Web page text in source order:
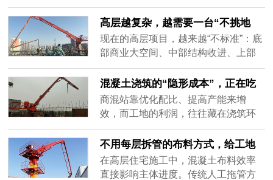
布料从“动态变量”转化为“固定工序”。
设备一旦按工况选型并......
影响施工节奏。科尼乐重工电梯井内
爬式液压布料机，以创新设计直击行
业痛点，让复杂施工变得从容高效。
该设备巧妙依托建筑电梯井道空间，
或重新定位，始终保持在最优作业位
置。臂架系统采用多节折叠设计，非
作业时......
高层越复杂，越需要一台“不挑地
方”的布料机
现在的高层项目，越来越“不标准”：底
部商业大空间、中部结构收进、上部
户型错落，甚至旧楼加建、异形核心
筒……这些设计提升了建筑价值，却
给施工组织带来巨大挑战。尤其是混
凝土布料环节——传统内爬式依赖规
安放”。临时改用塔吊吊料，不仅效率
低，还挤占关键资源，打乱整体节......
混凝土浇筑的“隐形成本”，正在吃
掉你的利润
商混站靠优化配比、提高产能来增
效，而工地的利润，往往藏在浇筑环
节的效率细节里。很多人只盯着泵送
方量和人工单价，却忽略了布料过程
中的隐性损耗：反复拆接管导致的泵
车闲置、塔吊等待；人工拖管造成的
不用每层拆管的布料方式，给工地
带来了什么——液压布料机
在高层住宅施工中，混凝土布料效率
直接影响主体进度。传统人工拖管方